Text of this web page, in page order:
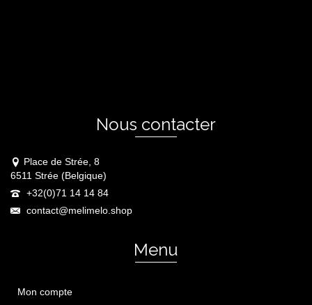
Nous contacter
Place de Strée, 8
6511 Strée (Belgique)
+32(0)71 14 14 84
contact@melimelo.shop
Menu
Mon compte